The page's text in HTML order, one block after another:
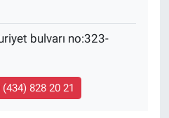
bulvarı no:323-
(434) 828 20 21